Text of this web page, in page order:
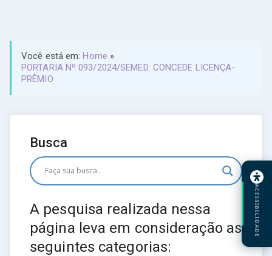
Você está em:Home »
PORTARIA Nº 093/2024/SEMED: CONCEDE LICENÇA-
PRÊMIO
Busca
A pesquisa realizada nessa
página leva em consideração as
seguintes categorias:
ACESSIBILIDADE